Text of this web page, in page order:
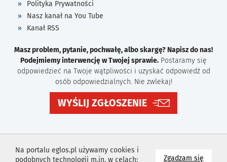
Zgadzam się
Na portalu eglos.pl używamy cookies i
podobnych technologii m.in. w celach:
Polityka Prywatności
Nasz kanał na You Tube
Kanał RSS
Masz problem, pytanie, pochwałę, albo skargę? Napisz do nas!
Podejmiemy interwencję w Twojej sprawie. Postaramy się
odpowiedzieć na Twoje wątpliwości i uzyskać odpowiedź od
osób odpowiedzialnych. Nie zwlekaj!
WYŚLIJ ZGŁOSZENIE